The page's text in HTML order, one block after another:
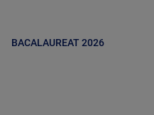
BACALAUREAT 2026